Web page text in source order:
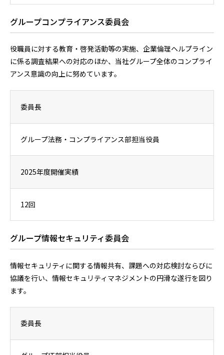
グループコンプライアンス委員会
役職員に対する教育・啓発活動等の実施、企業倫理ヘルプライン
に係る調査結果への対応のほか、当社グループ全体のコンプライ
アンス意識の向上に努めています。
委員長
グループ法務・コンプライアンス部担当役員
2025年度開催実績
12回
グループ情報セキュリティ委員会
情報セキュリティに関する情報共有、課題への対応検討ならびに
協議を行い、情報セキュリティマネジメントの円滑な遂行を図り
ます。
委員長